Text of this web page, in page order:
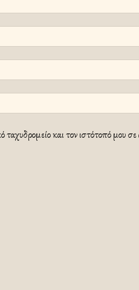
ταχυδρομείο και τον ιστότοπό μου